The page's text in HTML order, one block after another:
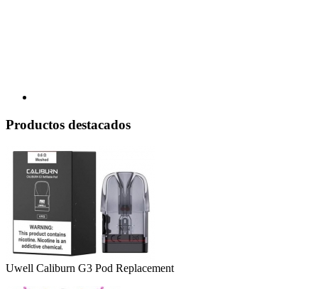
Productos destacados
Uwell Caliburn G3 Pod Replacement